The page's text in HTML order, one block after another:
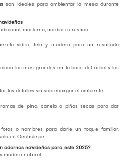
son ideales para ambientar la mesa durante
moderno, nórdico o rústico.
vidrio, tela y madera para un resultado
los más grandes en la base del árbol y los
los detalles sin sobrecargar el ambiente.
de pino, canela o piñas secas para dar
o nombres para darle un toque familiar.
en Oechsle.pe
adornos navideños para este 2025?
madera natural.